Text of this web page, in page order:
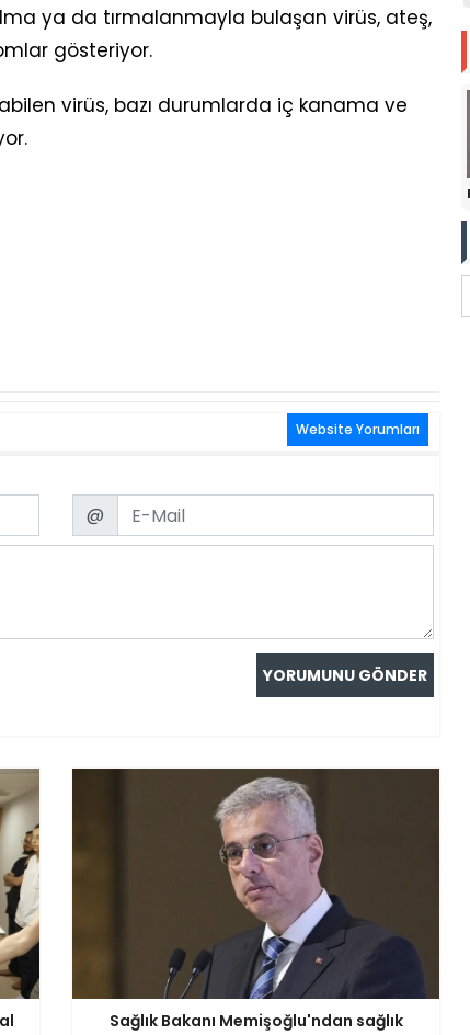
ya da tırmalanmayla bulaşan virüs, ateş,
gösteriyor.
virüs, bazı durumlarda iç kanama ve
Website Yorumları
Email
@
Sağlık Bakanı Memişoğlu'ndan sağlık